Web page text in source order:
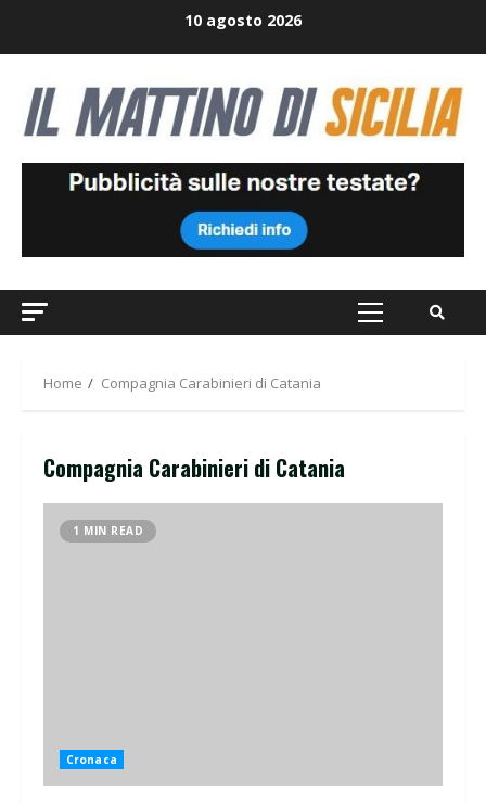
10 agosto 2026
Primary
Home Compagnia Carabinieri di Catania
Compagnia Carabinieri di Catania
1 MIN READ
Cronaca